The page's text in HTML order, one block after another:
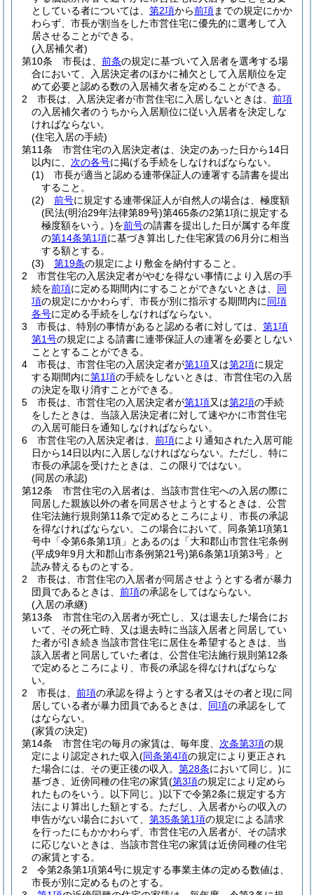
としている者については、 第2項から前項までの規定にかか
わらず、市長が割当をした市営住宅に優先的に選考して入
居させることができる。
(入居補欠者)
第10条
市長は、 前条の規定に基づいて入居者を選考する場
合において、入居決定者のほかに補欠として入居順位を定
めて必要と認める数の入居補欠者を定めることができる。
2
市長は、入居決定者が市営住宅に入居しないときは、 前項
の入居補欠者のうちから入居順位に従い入居者を決定しな
ければならない。
(住宅入居の手続)
第11条
市営住宅の入居決定者は、決定のあった日から14日
以内に、 次の各号に掲げる手続をしなければならない。
(1)
市長が適当と認める連帯保証人の連署する請書を提出
すること。
(2)
前号に規定する連帯保証人が自然人の場合は、極度額
(民法(明治29年法律第89号)第465条の2第1項に規定する
極度額をいう。)を前号の請書を提出した日が属する年度
の第14条第1項に基づき算出した住宅家賃の6月分に相当
する額とする。
(3)
第19条の規定により敷金を納付すること。
2
市営住宅の入居決定者がやむを得ない事情により入居の手
続を前項に定める期間内にすることができないときは、 同
項の規定にかかわらず、市長が別に指示する期間内に同項
各号に定める手続をしなければならない。
3
市長は、特別の事情があると認める者に対しては、 第1項
第1号の規定による請書に連帯保証人の連署を必要としない
こととすることができる。
4
市長は、市営住宅の入居決定者が第1項又は第2項に規定
する期間内に第1項の手続をしないときは、市営住宅の入居
の決定を取り消すことができる。
5
市長は、市営住宅の入居決定者が第1項又は第2項の手続
をしたときは、当該入居決定者に対して速やかに市営住宅
の入居可能日を通知しなければならない。
6
市営住宅の入居決定者は、 前項により通知された入居可能
日から14日以内に入居しなければならない。 ただし、特に
市長の承認を受けたときは、この限りではない。
(同居の承認)
第12条
市営住宅の入居者は、当該市営住宅への入居の際に
同居した親族以外の者を同居させようとするときは、公営
住宅法施行規則第11条で定めるところにより、市長の承認
を得なければならない。
この場合において、同条第1項第1
号中「令第6条第1項」とあるのは「大和郡山市営住宅条例
(平成9年9月大和郡山市条例第21号)第6条第1項第3号」と
読み替えるものとする。
2
市長は、市営住宅の入居者が同居させようとする者が暴力
団員であるときは、 前項の承認をしてはならない。
(入居の承継)
第13条
市営住宅の入居者が死亡し、又は退去した場合にお
いて、その死亡時、又は退去時に当該入居者と同居してい
た者が引き続き当該市営住宅に居住を希望するときは、当
該入居者と同居していた者は、公営住宅法施行規則第12条
で定めるところにより、市長の承認を得なければならな
い。
2
市長は、 前項の承認を得ようとする者又はその者と現に同
居している者が暴力団員であるときは、 同項の承認をして
はならない。
(家賃の決定)
第14条
市営住宅の毎月の家賃は、毎年度、 次条第3項の規
定により認定された収入(同条第4項の規定により更正され
た場合には、その更正後の収入。 第28条において同じ。)に
基づき、近傍同種の住宅の家賃(第3項の規定により定めら
れたものをいう。以下同じ。)以下で令第2条に規定する方
法により算出した額とする。 ただし、入居者からの収入の
申告がない場合において、 第35条第1項の規定による請求
を行ったにもかかわらず、市営住宅の入居者が、その請求
に応じないときは、当該市営住宅の家賃は近傍同種の住宅
の家賃とする。
2
令第2条第1項第4号に規定する事業主体の定める数値は、
市長が別に定めるものとする。